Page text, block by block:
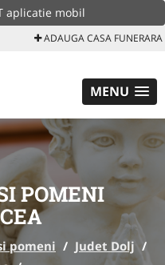
aplicatie mobil
ADAUGA CASA FUNERARA
MENU
POMENI
pomeni / Judet Dolj /